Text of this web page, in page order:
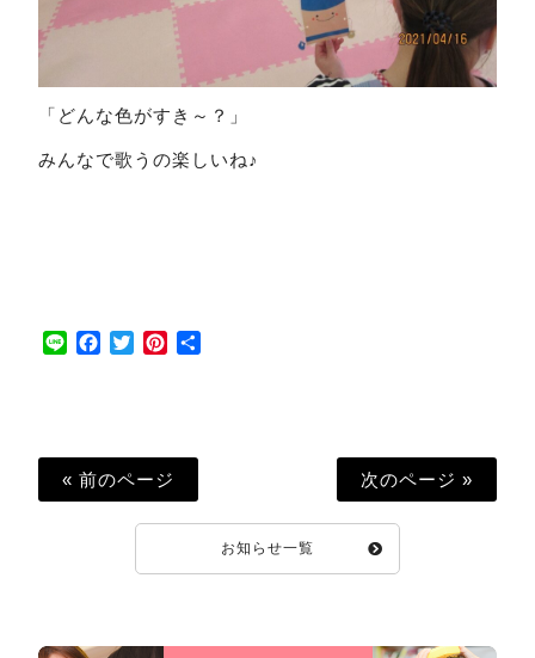
「どんな色がすき～？」
みんなで歌うの楽しいね♪
Line Facebook
TwitterPinterest
« 前のページ 次のページ »
お知らせ一覧